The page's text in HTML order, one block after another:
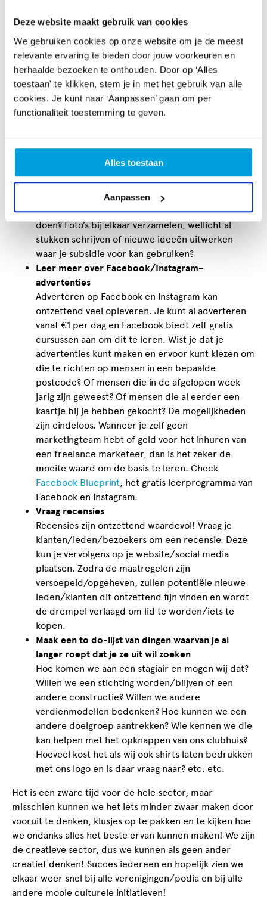
Deze website maakt gebruik van cookies
We gebruiken cookies op onze website om je de meest
relevante ervaring te bieden door jouw voorkeuren en
herhaalde bezoeken te onthouden. Door op ‘Alles
toestaan' te klikken, stem je in met het gebruik van alle
cookies. Je kunt naar ‘Aanpassen’ gaan om per
functionaliteit toestemming te geven.
Alles toestaan
Aanpassen
Doe onderzoek naar de verschillende
cultuurfondsen en subsidies
Er zijn er ontzettend veel, maar welke is waarvoor?
Nu is de tijd om dat goed uit te zoeken, je erin te
verdiepen en te kijken of jullie hiervoor in
aanmerkingen komen. CultuurSchakel heeft alvast
eenoverzicht van fondsengemaakt die subsidie
desubsidie van CultuurSchakelzelf niet!
Het kost doorgaans heel veel tijd om een aanvraag
te doen (al isGeld voor je kunst!hierop een
uitzondering!). Tijd die je liever aan het creëren
wilt besteden. Is er voorwerk dat je nu al kunt
doen? Foto’s bij elkaar verzamelen, wellicht al
stukken schrijven of nieuwe ideeën uitwerken
waar je subsidie voor kan gebruiken?
Leer meer over Facebook/Instagram-
advertenties
Adverteren op Facebook en Instagram kan
ontzettend veel opleveren. Je kunt al adverteren
vanaf €1 per dag en Facebook biedt zelf gratis
cursussen aan om dit te leren. Wist je dat je
advertenties kunt maken en ervoor kunt kiezen om
die te richten op mensen in een bepaalde
postcode? Of mensen die in de afgelopen week
jarig zijn geweest? Of mensen die al eerder een
kaartje bij je hebben gekocht? De mogelijkheden
zijn eindeloos. Wanneer je zelf geen
marketingteam hebt of geld voor het inhuren van
een freelance marketeer, dan is het zeker de
moeite waard om de basis te leren. Check
Facebook Blueprint, het gratis leerprogramma van
Facebook en Instagram.
Vraag recensies
Recensies zijn ontzettend waardevol! Vraag je
klanten/leden/bezoekers om een recensie. Deze
kun je vervolgens op je website/social media
plaatsen. Zodra de maatregelen zijn
versoepeld/opgeheven, zullen potentiële nieuwe
leden/klanten dit ontzettend fijn vinden en wordt
de drempel verlaagd om lid te worden/iets te
kopen.
Maak een to do-lijst van dingen waarvan je al
langer roept dat je ze uit wil zoeken
Hoe komen we aan een stagiair en mogen wij dat?
Willen we een stichting worden/blijven of een
andere constructie? Willen we andere
verdienmodellen bedenken? Hoe kunnen we een
andere doelgroep aantrekken? Wie kennen we die
kan helpen met het opknappen van ons clubhuis?
Hoeveel kost het als wij ook shirts laten bedrukken
met ons logo en is daar vraag naar? etc. etc.
Het is een zware tijd voor de hele sector, maar
misschien kunnen we het iets minder zwaar maken door
vooruit te denken, klusjes op te pakken en te kijken hoe
we ondanks alles het beste ervan kunnen maken! We zijn
de creatieve sector, dus we kunnen als geen ander
creatief denken! Succes iedereen en hopelijk zien we
elkaar weer snel bij alle verenigingen/podia en bij alle
andere mooie culturele initiatieven!